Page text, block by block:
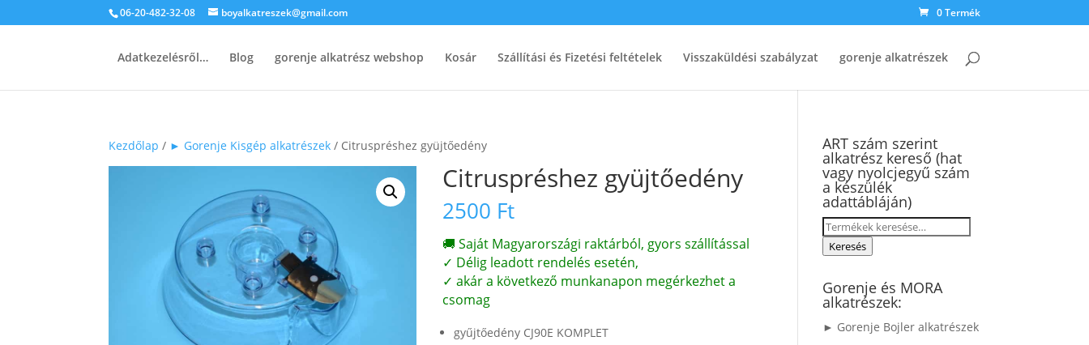
06-20-482-32-08 boyalkatreszek@gmail.com 0 Termék
Adatkezelésről… Blog gorenje alkatrész webshop Kosár Szállítási és Fizetési feltételek Visszaküldési szabályzat gorenje alkatrészek
Kezdőlap / ► Gorenje Kisgép alkatrészek / Citruspréshez gyüjtőedény
Citruspréshez gyüjtőedény
2500 Ft
🚚 Saját Magyarországi raktárból, gyors szállítással
✓ Délig leadott rendelés esetén,
✓ akár a következő munkanapon megérkezhet a
csomag
gyűjtőedény CJ90E KOMPLET
ART szám szerint
alkatrész kereső (hat
vagy nyolcjegyű szám
a készülék
adattábláján)
Keresés
a Keresés
Gorenje és MORA
alkatrészek:
► Gorenje Bojler alkatrészek